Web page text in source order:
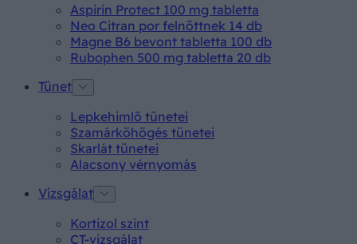
Aspirin Protect 100 mg tabletta
Neo Citran por felnőttnek 14 db
Magne B6 bevont tabletta 100 db
Rubophen 500 mg tabletta 20 db
Tünet
Lepkehimlő tünetei
Szamárköhögés tünetei
Skarlát tünetei
Alacsony vérnyomás
Vizsgálat
Kortizol szint
CT-vizsgálat